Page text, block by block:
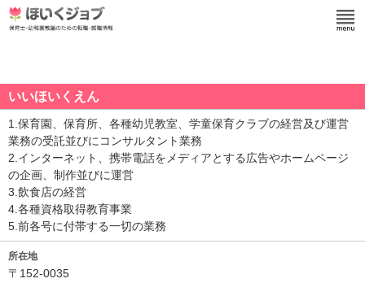
いいほいくえん
1.保育園、保育所、各種幼児教室、学童保育クラブの経営及び運営
業務の受託並びにコンサルタント業務
2.インターネット、携帯電話をメディアとする広告やホームページ
の企画、制作並びに運営
3.飲食店の経営
4.各種資格取得教育事業
5.前各号に付帯する一切の業務
所在地
〒152-0035